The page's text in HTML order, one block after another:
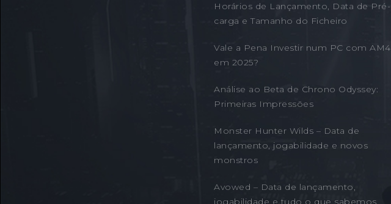
Horários de Lançamento, Data de Pré-
carga e Tamanho do Ficheiro
Vale a Pena Investir num PC com AM4
em 2025?
Análise ao Beta de Chrono Odyssey:
Primeiras Impressões
Monster Hunter Wilds – Data de
lançamento, jogabilidade e novos
monstros
Avowed – Data de lançamento,
jogabilidade e tudo o que sabemos